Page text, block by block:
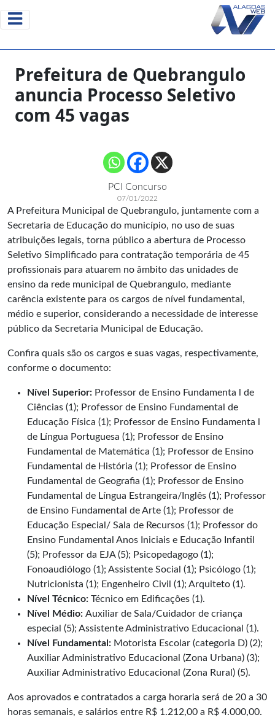
Prefeitura de Quebrangulo
anuncia Processo Seletivo
com 45 vagas
PCI Concurso
07/01/2022
A Prefeitura Municipal de Quebrangulo, juntamente com a
Secretaria de Educação do município, no uso de suas
atribuições legais, torna público a abertura de Processo
Seletivo Simplificado para contratação temporária de 45
profissionais para atuarem no âmbito das unidades de
ensino da rede municipal de Quebrangulo, mediante
carência existente para os cargos de nível fundamental,
médio e superior, considerando a necessidade de interesse
público da Secretaria Municipal de Educação.
Confira quais são os cargos e suas vagas, respectivamente,
conforme o documento:
Nível Superior: Professor de Ensino Fundamenta l de
Ciências (1); Professor de Ensino Fundamental de
Educação Física (1); Professor de Ensino Fundamenta l
de Língua Portuguesa (1); Professor de Ensino
Fundamental de Matemática (1); Professor de Ensino
Fundamental de História (1); Professor de Ensino
Fundamental de Geografia (1); Professor de Ensino
Fundamental de Língua Estrangeira/Inglês (1); Professor
de Ensino Fundamental de Arte (1); Professor de
Educação Especial/ Sala de Recursos (1); Professor do
Ensino Fundamental Anos Iniciais e Educação Infantil
(5); Professor da EJA (5); Psicopedagogo (1);
Fonoaudiólogo (1); Assistente Social (1); Psicólogo (1);
Nutricionista (1); Engenheiro Civil (1); Arquiteto (1).
Nível Técnico: Técnico em Edificações (1).
Nível Médio: Auxiliar de Sala/Cuidador de criança
especial (5); Assistente Administrativo Educacional (1).
Nível Fundamental: Motorista Escolar (categoria D) (2);
Auxiliar Administrativo Educacional (Zona Urbana) (3);
Auxiliar Administrativo Educacional (Zona Rural) (5).
Aos aprovados e contratados a carga horaria será de 20 a 30
horas semanais, e salários entre R$ 1.212,00 a R$ 4.000,00.